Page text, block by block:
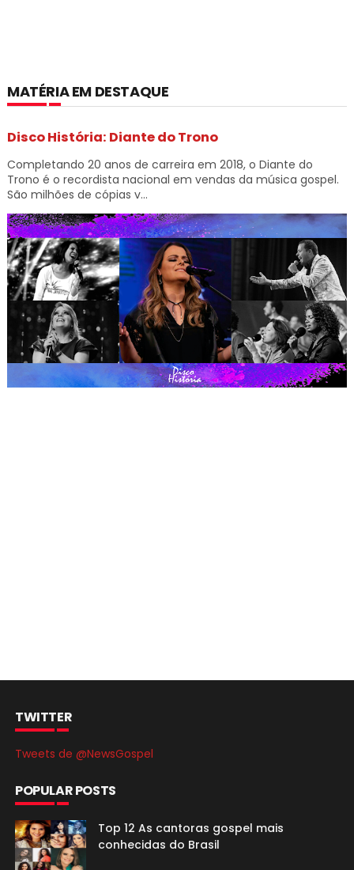
MATÉRIA EM DESTAQUE
Disco História: Diante do Trono
Completando 20 anos de carreira em 2018, o Diante do
Trono é o recordista nacional em vendas da música gospel.
São milhões de cópias v...
TWITTER
Tweets de @NewsGospel
POPULAR POSTS
Top 12 As cantoras gospel mais
conhecidas do Brasil